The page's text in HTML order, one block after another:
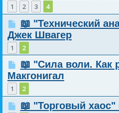
1 2 3 4
📖 "Технический
Джек Швагер
1 2
📖 "Сила воли. Как
Макгонигал
1 2
📖 "Торговый